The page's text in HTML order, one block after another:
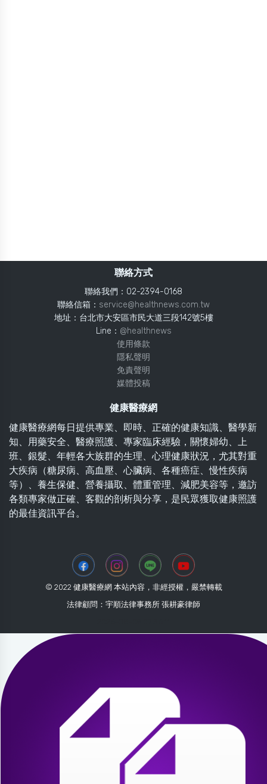
聯絡方式
聯絡我們：02-2394-0168
聯絡信箱： service@healthnews.com.tw
地址：台北市大安區市民大道三段142號5樓
Line： @healthnews
使用條款
隱私聲明
免責聲明
媒體投稿
健康醫療網
健康醫療網每日提供專業、即時、正確的健康知識、醫學新
知、用藥安全、醫療照護、專家臨床經驗，關懷婦幼、上
班、銀髮、年輕各大族群的生理、心理健康狀況，尤其對重
大疾病（糖尿病、高血壓、心臟病、各種癌症、慢性疾病
等）、養生保健、營養攝取、體重管理、減肥美容等，邀訪
各類專家做正確、客觀的剖析與分享，是民眾獲取健康照護
的最佳資訊平台。
© 2022 健康醫療網 本站內容，非經授權，嚴禁轉載
法律顧問：宇順法律事務所 張耕豪律師